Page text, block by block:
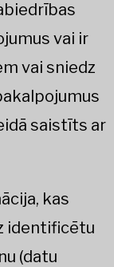
vai ir
vai sniedz
saistīts ar
kas
identificētu
(datu